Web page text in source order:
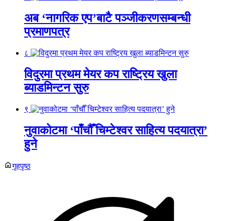
अब ‘नागरिक एप’बाटै पञ्जीकरणसम्बन्धी
प्रमाणपत्र
८
विदुरमा प्रथम मेयर कप राष्ट्रिय खुला
ब्याडमिन्टन सुरु
९
नुवाकोटमा ‘पाँचौँ चिम्टेश्वर साहित्य पदयात्रा’
हुने
गृहपृष्ठ